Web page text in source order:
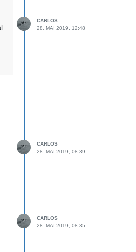
CARLOS
28. MAI 2019, 12:48
CARLOS
28. MAI 2019, 08:39
CARLOS
28. MAI 2019, 08:35